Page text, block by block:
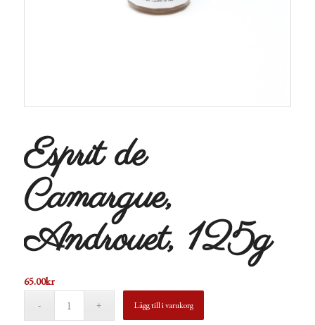
Esprit de
Camargue,
Androuet, 125g
65.00kr
Lägg till i varukorg